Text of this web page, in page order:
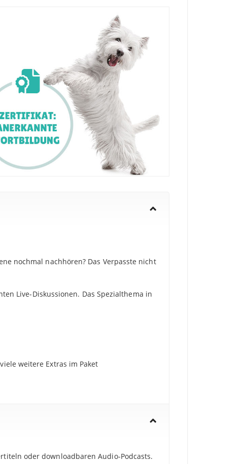
nochmal nachhören? Das Verpasste nicht
Live-Diskussionen. Das Spezialthema in
weitere Extras im Paket
oder downloadbaren Audio-Podcasts.